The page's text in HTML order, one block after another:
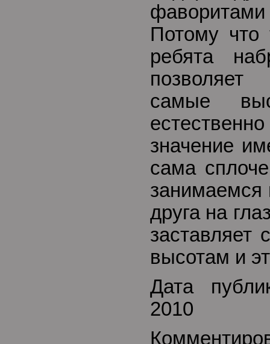
Потому
ребята
самые
значение
сама
занимаемся
друга на
заставляет
высотам и
Дата
2010